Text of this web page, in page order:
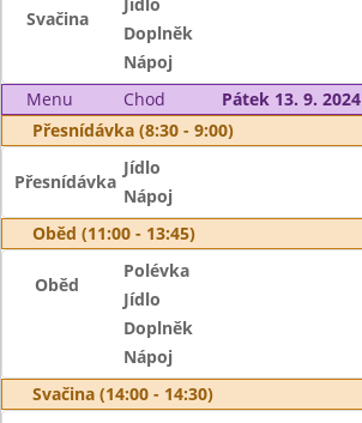
Svačina
Doplněk
Nápoj
Menu
Chod
Pátek 13. 9. 2024
Přesnídávka (8:30 - 9:00)
Přesnídávka
Jídlo
Nápoj
Oběd (11:00 - 13:45)
Oběd
Polévka
Jídlo
Doplněk
Nápoj
Svačina (14:00 - 14:30)